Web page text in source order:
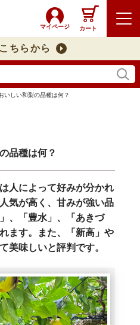
マイページ カート
ちらから
いしい和梨の品種は何？
品種は何？
人によって好みが分かれ
気が高く、甘みが強い品
、「豊水」、「あきづ
ます。また、「新高」や
美味しいと評判です。